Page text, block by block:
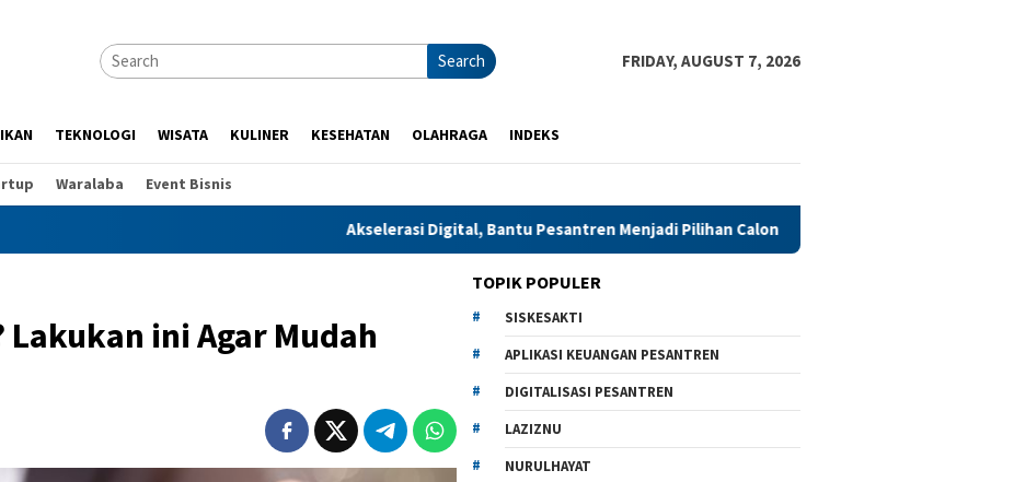
Search FRIDAY, AUGUST 7, 2026
TEKNOLOGI WISATA KULINER KESEHATAN OLAHRAGA INDEKS
Waralaba Event Bisnis
Akselerasi Digital, Bantu Pesantren Menjadi Pilihan Calon Santri Saat PSB
Lakukan ini Agar Mudah
TOPIK POPULER
SISKESAKTI
APLIKASI KEUANGAN PESANTREN
DIGITALISASI PESANTREN
LAZIZNU
NURULHAYAT